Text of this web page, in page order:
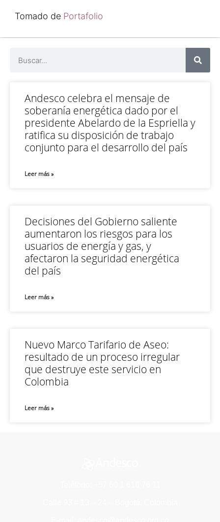
Tomado de Portafolio
Andesco celebra el mensaje de
soberanía energética dado por el
presidente Abelardo de la Espriella y
ratifica su disposición de trabajo
conjunto para el desarrollo del país
Leer más »
Decisiones del Gobierno saliente
aumentaron los riesgos para los
usuarios de energía y gas, y
afectaron la seguridad energética
del país
Leer más »
Nuevo Marco Tarifario de Aseo:
resultado de un proceso irregular
que destruye este servicio en
Colombia
Leer más »